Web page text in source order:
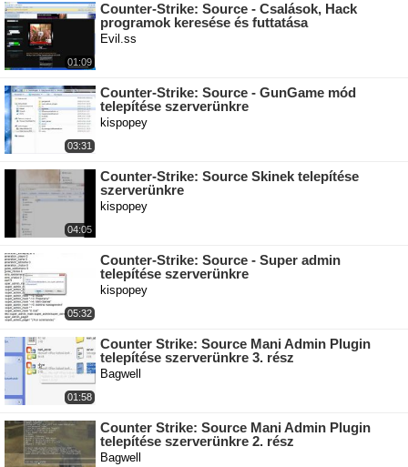
01:09
Counter-Strike: Source - Csalások, Hack
programok keresése és futtatása
Evil.ss
03:31
Counter-Strike: Source - GunGame mód
telepítése szerverünkre
kispopey
04:05
Counter-Strike: Source Skinek telepítése
szerverünkre
kispopey
05:32
Counter-Strike: Source - Super admin
telepítése szerverünkre
kispopey
01:58
Counter Strike: Source Mani Admin Plugin
telepítése szerverünkre 3. rész
Bagwell
Counter Strike: Source Mani Admin Plugin
telepítése szerverünkre 2. rész
Bagwell